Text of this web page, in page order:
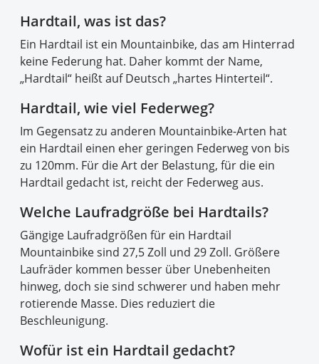
Hardtail, was ist das?
Ein Hardtail ist ein Mountainbike, das am Hinterrad
keine Federung hat. Daher kommt der Name,
„Hardtail“ heißt auf Deutsch „hartes Hinterteil“.
Hardtail, wie viel Federweg?
Im Gegensatz zu anderen Mountainbike-Arten hat
ein Hardtail einen eher geringen Federweg von bis
zu 120mm. Für die Art der Belastung, für die ein
Hardtail gedacht ist, reicht der Federweg aus.
Welche Laufradgröße bei Hardtails?
Gängige Laufradgrößen für ein Hardtail
Mountainbike sind 27,5 Zoll und 29 Zoll. Größere
Laufräder kommen besser über Unebenheiten
hinweg, doch sie sind schwerer und haben mehr
rotierende Masse. Dies reduziert die
Beschleunigung.
Wofür ist ein Hardtail gedacht?